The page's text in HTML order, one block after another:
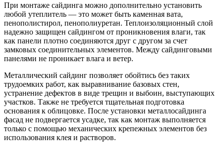
При монтаже сайдинга можно дополнительно установить
любой утеплитель — это может быть каменная вата,
пенополистирол, пенополиуретан. Теплоизоляционный слой
надежно защищен сайдингом от проникновения влаги, так
как панели плотно соединяются друг с другом за счет
замковых соединительных элементов. Между сайдинговыми
панелями не проникает влага и ветер.
Металлический сайдинг позволяет обойтись без таких
трудоемких работ, как выравнивание базовых стен,
устранение дефектов в виде трещин и выбоин, выступающих
участков. Также не требуется тщательная подготовка
основания к облицовке. После установки металлосайдинга
фасад не подвергается усадке, так как монтаж выполняется
только с помощью механических крепежных элементов без
использования клея и растворов.